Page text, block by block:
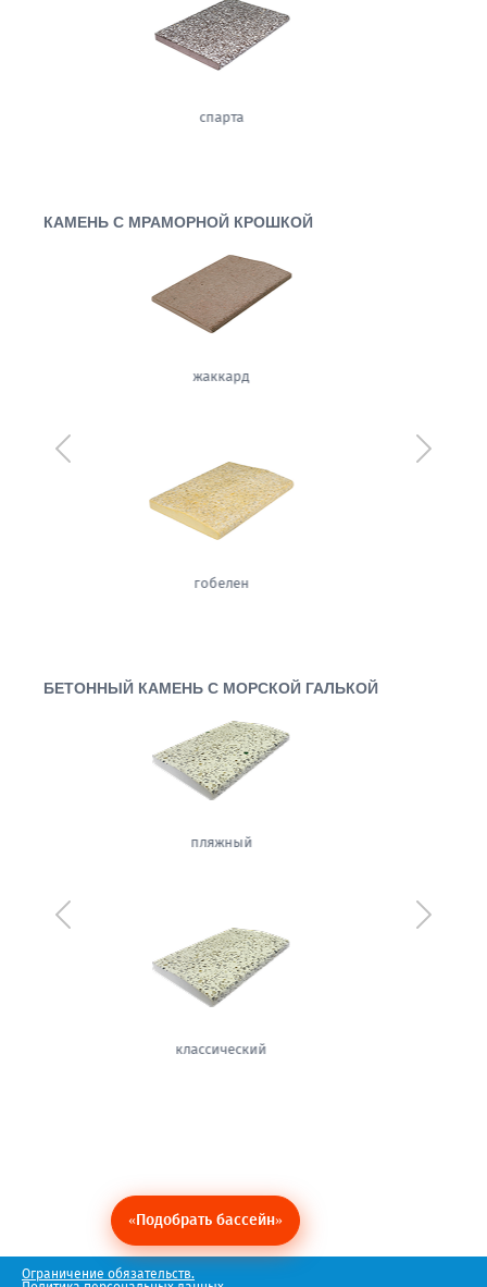
имбирь
КАМЕНЬ С МРАМОРНОЙ КРОШКОЙ
вуаль
сизаль
Предыдущий
БЕТОННЫЙ КАМЕНЬ С МОРСКОЙ ГАЛЬКОЙ
белый
теплый
Предыдущий
«Подобрать бассейн»
Ограничение обязательств.